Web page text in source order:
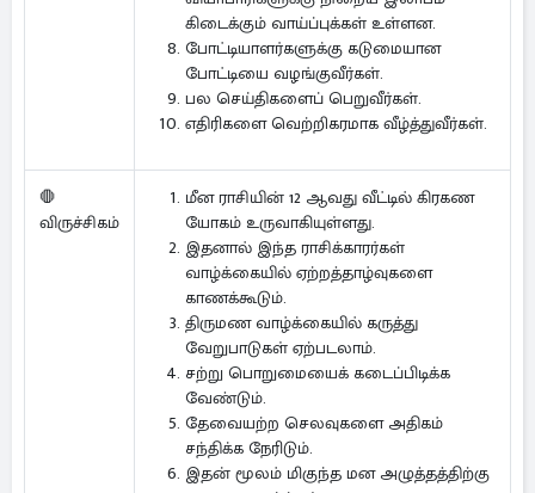
கிடைக்கும் வாய்ப்புக்கள் உள்ளன.
போட்டியாளர்களுக்கு கடுமையான
போட்டியை வழங்குவீர்கள்.
பல செய்திகளைப் பெறுவீர்கள்.
எதிரிகளை வெற்றிகரமாக வீழ்த்துவீர்கள்.
🛑
விருச்சிகம்
மீன ராசியின் 12 ஆவது வீட்டில் கிரகண
யோகம் உருவாகியுள்ளது.
இதனால் இந்த ராசிக்காரர்கள்
வாழ்க்கையில் ஏற்றத்தாழ்வுகளை
காணக்கூடும்.
திருமண வாழ்க்கையில் கருத்து
வேறுபாடுகள் ஏற்படலாம்.
சற்று பொறுமையைக் கடைப்பிடிக்க
வேண்டும்.
தேவையற்ற செலவுகளை அதிகம்
சந்திக்க நேரிடும்.
இதன் மூலம் மிகுந்த மன அழுத்தத்திற்கு